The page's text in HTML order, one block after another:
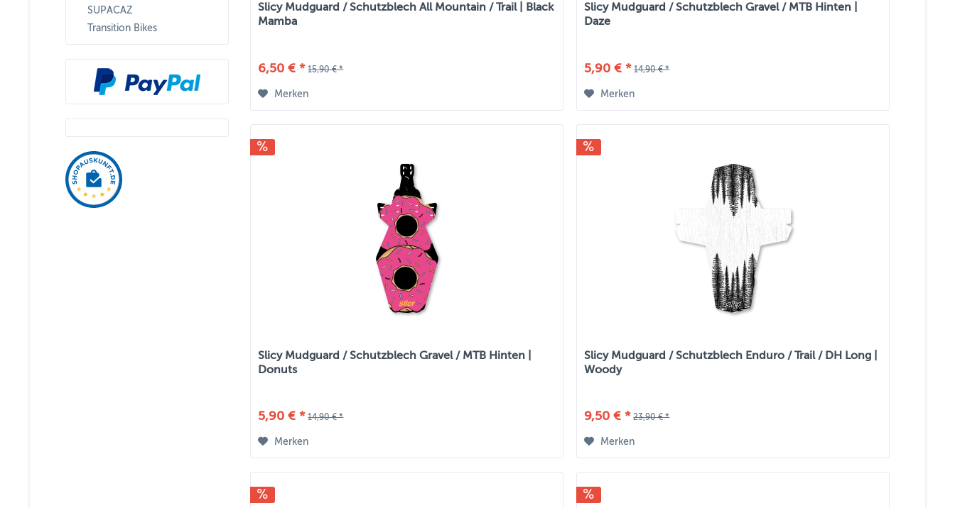
SUPACAZ
Transition Bikes
Slicy Mudguard / Schutzblech All Mountain / Trail | Black
Mamba
6,50 € * 15,90 € *
Merken
Slicy Mudguard / Schutzblech Gravel / MTB Hinten |
Daze
5,90 € * 14,90 € *
Merken
Slicy Mudguard / Schutzblech Gravel / MTB Hinten |
Donuts
5,90 € * 14,90 € *
Merken
Slicy Mudguard / Schutzblech Enduro / Trail / DH Long |
Woody
9,50 € * 23,90 € *
Merken